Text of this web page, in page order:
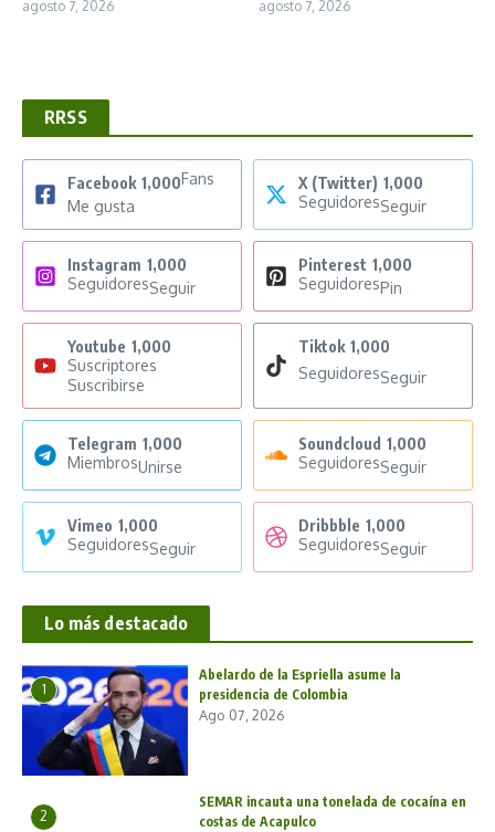
agosto 7, 2026 agosto 7, 2026
RRSS
Facebook 1,000Fans
Me gusta
X (Twitter) 1,000
SeguidoresSeguir
Instagram 1,000
SeguidoresSeguir
Pinterest 1,000
SeguidoresPin
Youtube 1,000
Suscriptores
Suscribirse
Tiktok 1,000
SeguidoresSeguir
Telegram 1,000
MiembrosUnirse
Soundcloud 1,000
SeguidoresSeguir
Vimeo 1,000
SeguidoresSeguir
Dribbble 1,000
SeguidoresSeguir
Lo más destacado
1
Abelardo de la Espriella asume la
presidencia de Colombia
Ago 07, 2026
2
SEMAR incauta una tonelada de cocaína en
costas de Acapulco